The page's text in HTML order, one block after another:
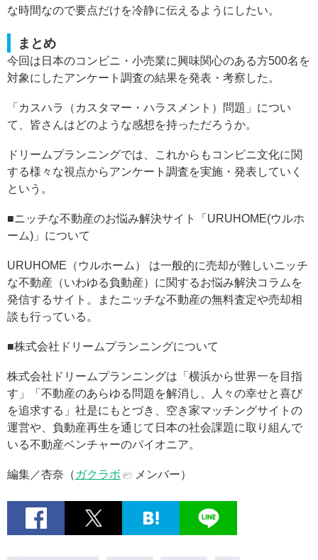
な時間なので要点だけを冷静に伝えるようにしたい。
まとめ
今回は日本のコンビニ・小売業に興味関心のある方500名を
対象にしたアンケート調査の結果を発表・考察した。
「カスハラ（カスタマー・ハラスメント）問題」につい
て、皆さんはどのような感想を持っただろうか。
ドリームプランニングでは、これからもコンビニ文化に関
する様々な視点からアンケート調査を実施・発表していく
という。
■ニッチな不動産のお悩み解決サイト「URUHOME(ウルホ
ーム)」について
URUHOME（ウルホーム） は一般的に売却が難しいニッチ
な不動産（いわゆる負動産）に関するお悩み解決コラムを
発信するサイト。またニッチな不動産の無料査定や売却相
談も行っている。
■株式会社ドリームプランニングについて
株式会社ドリームプランニングは「横浜から世界一を目指
す」「不動産のあらゆる問題を解消し、人々の幸せと喜び
を追求する」社是にもとづき、空き家マッチングサイトの
運営や、負動産再生を通じて日本の社会課題に取り組んで
いる不動産ベンチャーのパイオニア。
編集／杏奈（ ガクラボ メンバー）